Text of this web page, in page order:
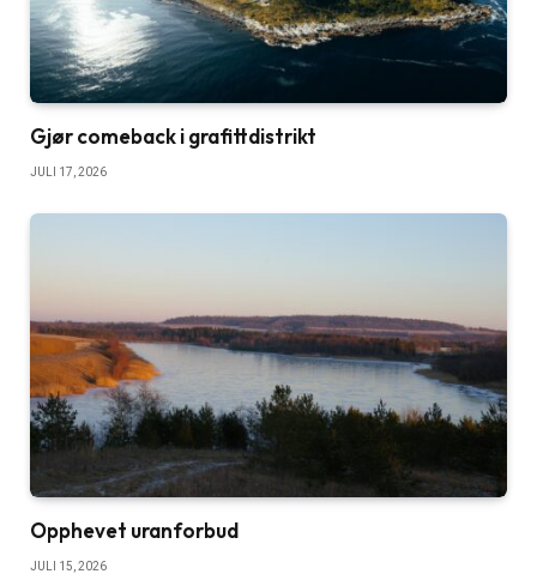
Gjør comeback i grafittdistrikt
JULI 17, 2026
Opphevet uranforbud
JULI 15, 2026